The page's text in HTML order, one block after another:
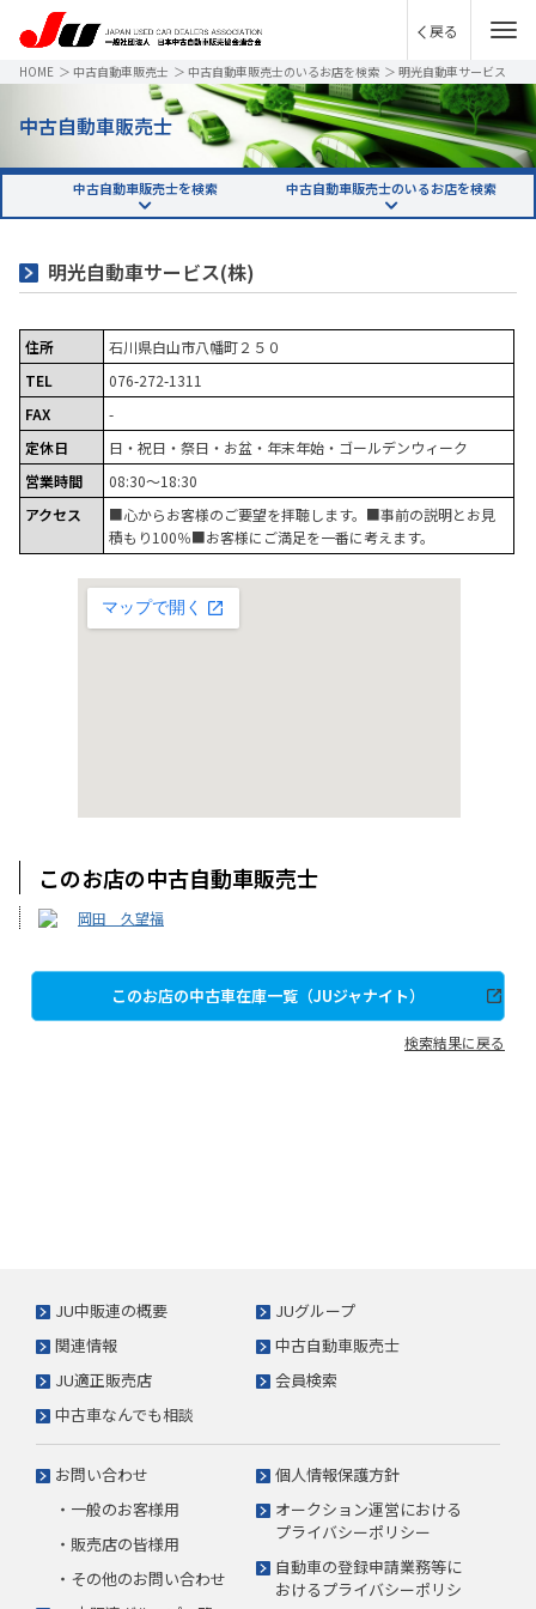
戻る
HOME ＞ 中古自動車販売士 ＞ 中古自動車販売士のいるお店を検索 ＞ 明光自動車サービス
中古自動車販売士
中古自動車販売士を検索 中古自動車販売士のいるお店を検索
明光自動車サービス(株)
住所
石川県白山市八幡町２５０
TEL
076-272-1311
FAX
-
定休日
日・祝日・祭日・お盆・年末年始・ゴールデンウィーク
営業時間
08:30～18:30
アクセス
■心からお客様のご要望を拝聴します。■事前の説明とお見
積もり100％■お客様にご満足を一番に考えます。
このお店の中古自動車販売士
岡田 久望福
このお店の中古車在庫一覧（JUジャナイト）
検索結果に戻る
JU中販連の概要
JUグループ
関連情報
中古自動車販売士
JU適正販売店
会員検索
中古車なんでも相談
お問い合わせ
・一般のお客様用
・販売店の皆様用
・その他のお問い合わせ
個人情報保護方針
オークション運営における
プライバシーポリシー
自動車の登録申請業務等に
おけるプライバシーポリシ